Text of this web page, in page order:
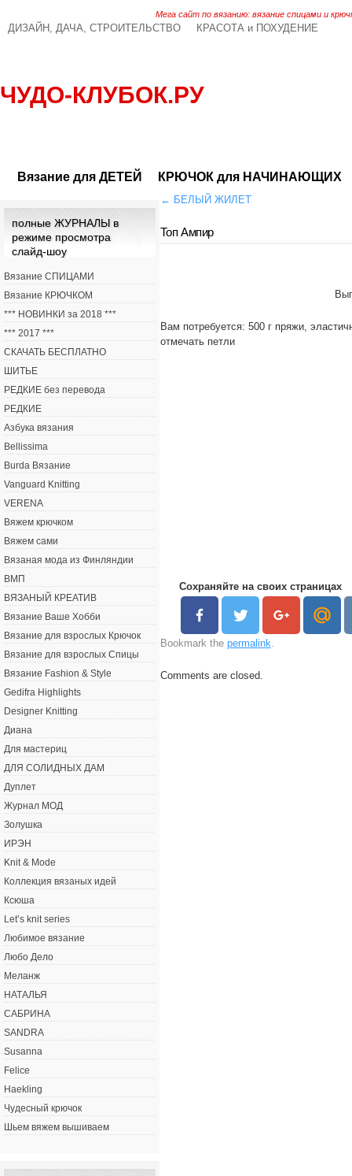
Мега сайт по вязанию: вязание спицами и
ДИЗАЙН, ДАЧА, СТРОИТЕЛЬСТВО КРАСОТА и ПОХУДЕНИЕ
ЧУДО-КЛУБОК.РУ
Вязание для ДЕТЕЙ КРЮЧОК для НАЧИНАЮЩИХ
← БЕЛЫЙ ЖИЛЕТ
Топ Ампир
Вам потребуется: 500 г пряжи,
отмечать петли
Сохраняйте на своих страницах
Bookmark the permalink
Comments are closed.
полные ЖУРНАЛЫ в
режиме просмотра
слайд-шоу
Вязание СПИЦАМИ
Вязание КРЮЧКОМ
*** НОВИНКИ за 2018 ***
*** 2017 ***
СКАЧАТЬ БЕСПЛАТНО
ШИТЬЕ
РЕДКИЕ без перевода
РЕДКИЕ
Азбука вязания
Bellissima
Burda Вязание
Vanguard Knitting
VERENA
Вяжем крючком
Вяжем сами
Вязаная мода из Финляндии
ВМП
ВЯЗАНЫЙ КРЕАТИВ
Вязание Ваше Хобби
Вязание для взрослых Крючок
Вязание для взрослых Спицы
Вязание Fashion & Style
Gedifra Highlights
Designer Knitting
Диана
Для мастериц
ДЛЯ СОЛИДНЫХ ДАМ
Дуплет
Журнал МОД
Золушка
ИРЭН
Knit & Mode
Коллекция вязаных идей
Ксюша
Let’s knit series
Любимое вязание
Любо Дело
Меланж
НАТАЛЬЯ
САБРИНА
SANDRA
Susanna
Felice
Haekling
Чудесный крючок
Шьем вяжем вышиваем